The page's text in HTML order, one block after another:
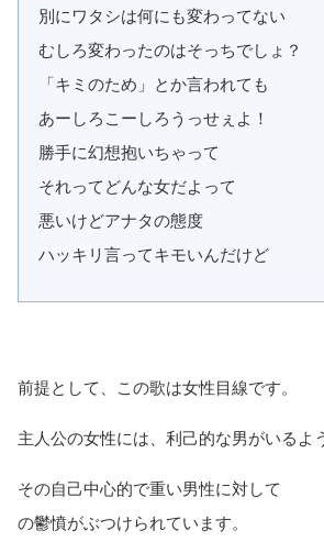
別にワタシは何にも変わってない
むしろ変わったのはそっちでしょ？
「キミのため」とか言われても
あーしろこーしろうっせぇよ！
勝手に幻想抱いちゃって
それってどんな女だよって
悪いけどアナタの態度
ハッキリ言ってキモいんだけど
前提として、この歌は女性目線です。
主人公の女性には、利己的な男がいるよ
その自己中心的で重い男性に対して
の鬱憤がぶつけられています。